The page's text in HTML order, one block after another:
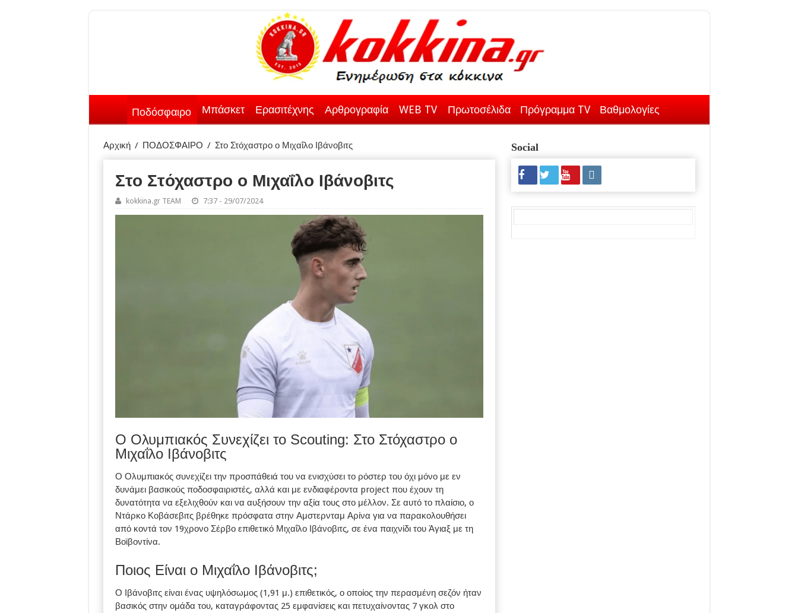
Ποδόσφαιρο Μπάσκετ Ερασιτέχνης Αρθρογραφία WEB TV Πρωτοσέλιδα Πρόγραμμα TV Βαθμολογίες
Αρχική / ΠΟΔΟΣΦΑΙΡΟ / Στο Στόχαστρο ο Μιχαΐλο Ιβάνοβιτς
Στο Στόχαστρο ο Μιχαΐλο Ιβάνοβιτς
kokkina.gr TEAM 7:37 - 29/07/2024
Ο Ολυμπιακός Συνεχίζει το Scouting: Στο Στόχαστρο ο
Μιχαΐλο Ιβάνοβιτς
Ο Ολυμπιακός συνεχίζει την προσπάθειά του να ενισχύσει το ρόστερ του όχι μόνο με εν
δυνάμει βασικούς ποδοσφαιριστές, αλλά και με ενδιαφέροντα project που έχουν τη
δυνατότητα να εξελιχθούν και να αυξήσουν την αξία τους στο μέλλον. Σε αυτό το πλαίσιο, ο
Ντάρκο Κοβάσεβιτς βρέθηκε πρόσφατα στην Αμστερνταμ Αρίνα για να παρακολουθήσει
από κοντά τον 19χρονο Σέρβο επιθετικό Μιχαΐλο Ιβάνοβιτς, σε ένα παιχνίδι του Άγιαξ με τη
Βοϊβοντίνα.
Ποιος Είναι ο Μιχαΐλο Ιβάνοβιτς;
Ο Ιβάνοβιτς είναι ένας υψηλόσωμος (1,91 μ.) επιθετικός, ο οποίος την περασμένη σεζόν ήταν
βασικός στην ομάδα του, καταγράφοντας 25 εμφανίσεις και πετυχαίνοντας 7 γκολ στο
Social